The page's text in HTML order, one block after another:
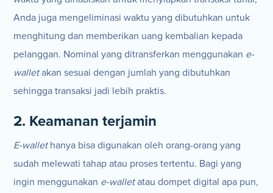
Anda juga mengeliminasi waktu yang dibutuhkan untuk
menghitung dan memberikan uang kembalian kepada
pelanggan. Nominal yang ditransferkan menggunakan e-
walletakan sesuai dengan jumlah yang dibutuhkan
sehingga transaksi jadi lebih praktis.
2. Keamanan terjamin
E-wallet hanya bisa digunakan oleh orang-orang yang
sudah melewati tahap atau proses tertentu. Bagi yang
ingin menggunakan e-walletatau dompet digital apa pun,